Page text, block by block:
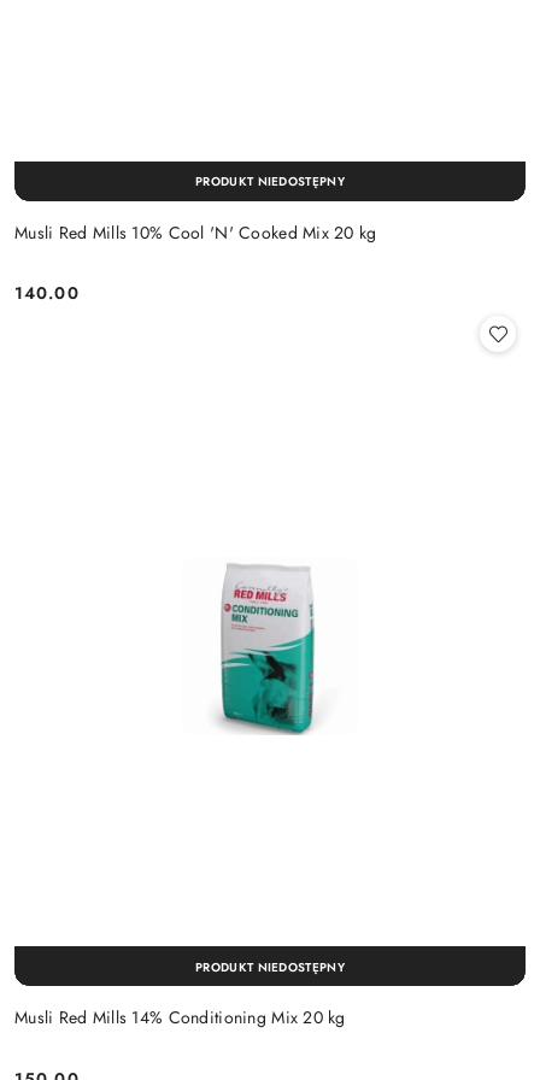
Musli Red Mills 10% Cool 'N' Cooked Mix 20 kg
Cena:
140.00
PRODUKT NIEDOSTĘPNY
Musli Red Mills 14% Conditioning Mix 20 kg
PRODUKT NIEDOSTĘPNY